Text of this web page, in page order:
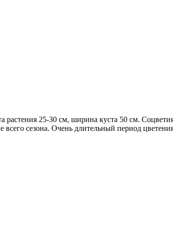
25-30 см, ширина куста 50 см.
сезона. Очень длительный период